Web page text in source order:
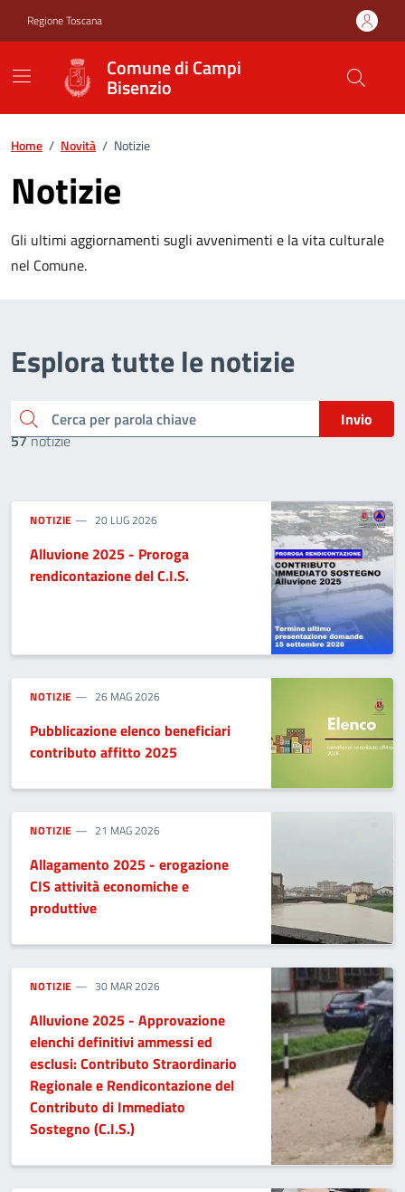
Regione Toscana
Comune di Campi
Bisenzio
Home / Novità / Notizie
Notizie
Gli ultimi aggiornamenti sugli avvenimenti e la vita culturale
nel Comune.
Esplora tutte le notizie
Cerca per parola chiave
Invio
57notizie
NOTIZIE 20 LUG 2026
Alluvione 2025 - Proroga
rendicontazione del C.I.S.
NOTIZIE 26 MAG 2026
Pubblicazione elenco beneficiari
contributo affitto 2025
NOTIZIE 21 MAG 2026
Allagamento 2025 - erogazione
CIS attività economiche e
produttive
NOTIZIE 30 MAR 2026
Alluvione 2025 - Approvazione
elenchi definitivi ammessi ed
esclusi: Contributo Straordinario
Regionale e Rendicontazione del
Contributo di Immediato
Sostegno (C.I.S.)